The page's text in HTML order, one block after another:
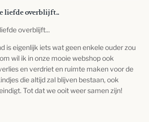
liefde overblijft..
overblijft...
is eigenlijk iets wat geen enkele ouder zou
wil ik in onze mooie webshop ook
en verdriet en ruimte maken voor de
die altijd zal blijven bestaan, ook
Tot dat we ooit weer samen zijn!